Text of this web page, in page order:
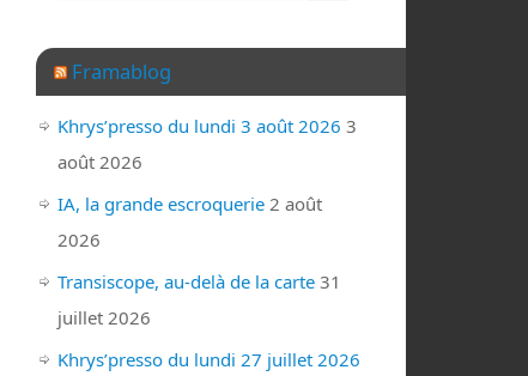
Framablog
Khrys’presso du lundi 3 août 2026 3
août 2026
IA, la grande escroquerie 2 août
2026
Transiscope, au-delà de la carte 31
juillet 2026
Khrys’presso du lundi 27 juillet 2026